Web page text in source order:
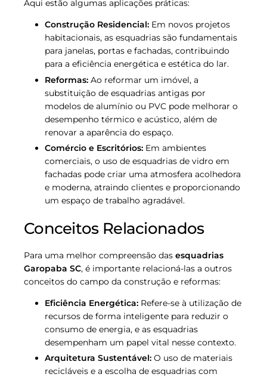
Aqui estão algumas aplicações práticas:
Construção Residencial: Em novos projetos
habitacionais, as esquadrias são fundamentais
para janelas, portas e fachadas, contribuindo
para a eficiência energética e estética do lar.
Reformas: Ao reformar um imóvel, a
substituição de esquadrias antigas por
modelos de alumínio ou PVC pode melhorar o
desempenho térmico e acústico, além de
renovar a aparência do espaço.
Comércio e Escritórios: Em ambientes
comerciais, o uso de esquadrias de vidro em
fachadas pode criar uma atmosfera acolhedora
e moderna, atraindo clientes e proporcionando
um espaço de trabalho agradável.
Conceitos Relacionados
Para uma melhor compreensão das esquadrias
Garopaba SC, é importante relacioná-las a outros
conceitos do campo da construção e reformas:
Eficiência Energética: Refere-se à utilização de
recursos de forma inteligente para reduzir o
consumo de energia, e as esquadrias
desempenham um papel vital nesse contexto.
Arquitetura Sustentável: O uso de materiais
recicláveis e a escolha de esquadrias com